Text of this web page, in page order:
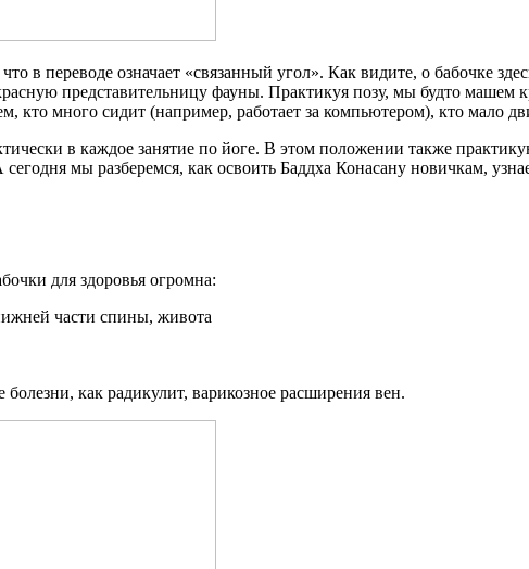
в переводе означает «связанный угол». Как видите, о бабочке
представительницу фауны. Практикуя позу, мы будто
кто много сидит (например, работает за компьютером), кто мало
в каждое занятие по йоге. В этом положении также
мы разберемся, как освоить Баддха Конасану новичкам,
для здоровья огромна:
части спины, живота
как радикулит, варикозное расширения вен.